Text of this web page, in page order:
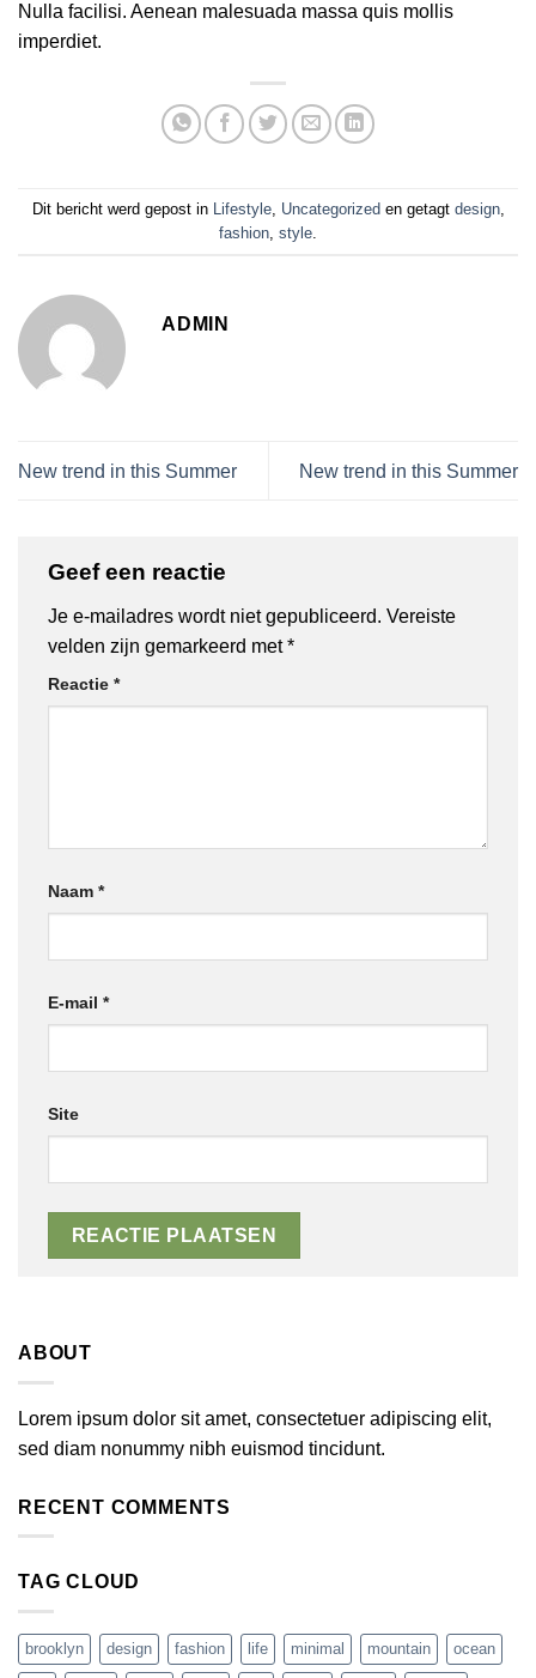
Nulla facilisi. Aenean malesuada massa quis mollis
imperdiet.
Dit bericht werd gepost in Lifestyle, Uncategorized en getagt design,
fashion style
ADMIN
New trend in this Summer New trend in this Summer
Geef een reactie
Je e-mailadres wordt niet gepubliceerd. Vereiste
velden zijn gemarkeerd met*
Reactie *
Naam *
E-mail *
Site
ABOUT
Lorem ipsum dolor sit amet, consectetuer adipiscing elit,
sed diam nonummy nibh euismod tincidunt.
RECENT COMMENTS
TAG CLOUD
brooklyn design fashion life minimal mountain ocean